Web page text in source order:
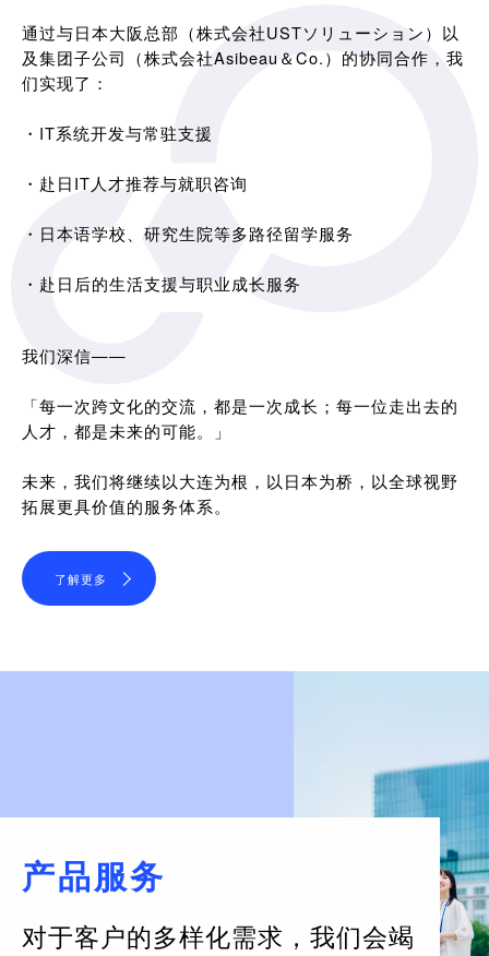
通过与日本大阪总部（株式会社USTソリューション）以
及集团子公司（株式会社Asibeau＆Co.）的协同合作，我
们实现了：
・IT系统开发与常驻支援
・赴日IT人才推荐与就职咨询
・日本语学校、研究生院等多路径留学服务
・赴日后的生活支援与职业成长服务
我们深信——
「每一次跨文化的交流，都是一次成长；每一位走出去的
人才，都是未来的可能。」
未来，我们将继续以大连为根，以日本为桥，以全球视野
拓展更具价值的服务体系。
了解更多
产品服务
对于客户的多样化需求， 我们会竭